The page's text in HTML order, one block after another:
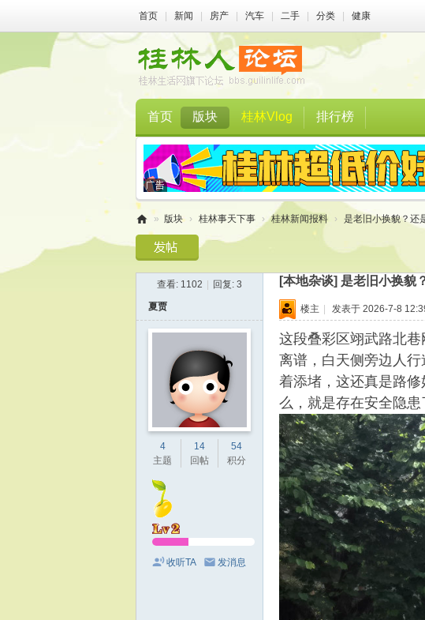
首页 新闻 房产 汽车 二手 分类 健康
首页 版块 桂林Vlog 排行榜
林
» 版块 › 桂林事天下事 › 桂林新闻报料 › 是老旧小换貌？还
查看: 1102 回复: 3 [本地杂谈] 是老旧小换貌
夏贾
4
主题
14
回帖
54
积分
收听TA 发消息
楼主 | 发表于 2026-7-8
这段叠彩区翊武路北
离谱，白天侧旁边人
着添堵，这还真是路
么，就是存在安全隐